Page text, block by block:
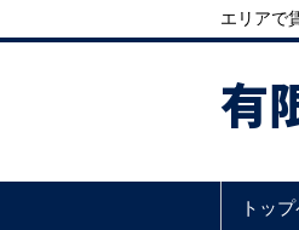
エリアで
有
トッ